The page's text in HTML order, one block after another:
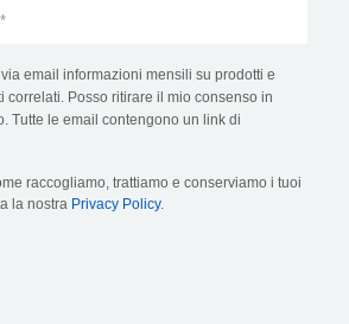
email informazioni mensili su prodotti e
correlati. Posso ritirare il mio consenso in
Tutte le email contengono un link di
raccogliamo, trattiamo e conserviamo i tuoi
la nostra Privacy Policy.